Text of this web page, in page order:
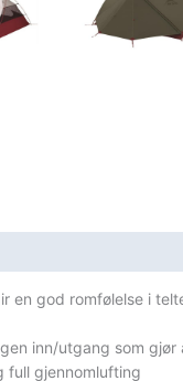
en god romfølelse i
inn/utgang som
full gjennomlufting